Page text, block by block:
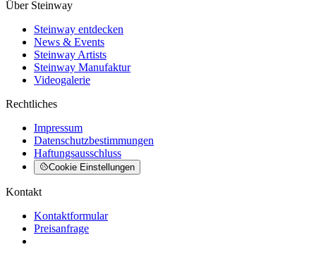
Über Steinway
Steinway entdecken
News & Events
Steinway Artists
Steinway Manufaktur
Videogalerie
Rechtliches
Impressum
Datenschutzbestimmungen
Haftungsausschluss
Cookie Einstellungen
Kontakt
Kontaktformular
Preisanfrage